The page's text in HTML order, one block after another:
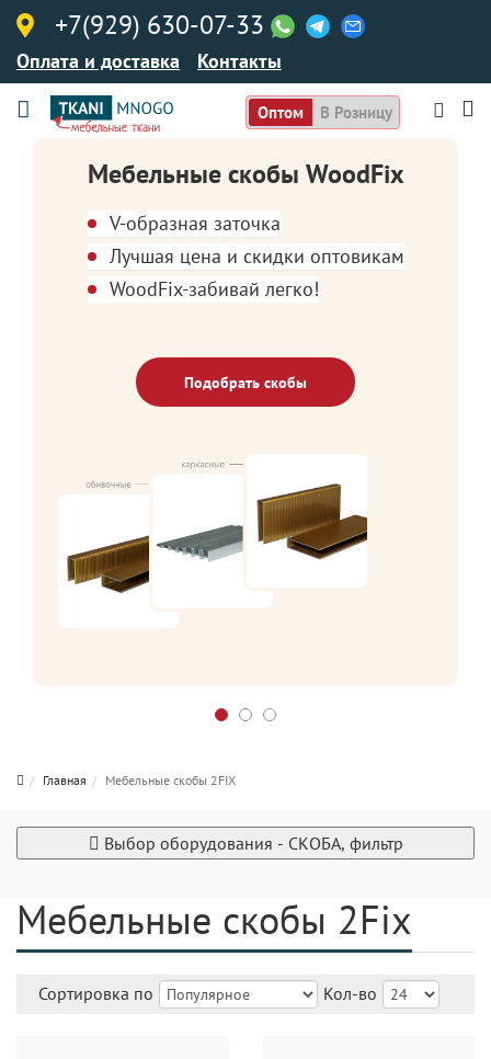
+7(929) 630-07-33
Оплата и доставка Контакты
Оптом В Розницу
Мебельные скобы WoodFix
V-образная заточка
Лучшая цена и скидки оптовикам
WoodFix-забивай легко!
Подобрать скобы
Главная Мебельные скобы 2FIX
Выбор оборудования - СКОБА, фильтр
Мебельные скобы 2Fix
Сортировка по Кол-во